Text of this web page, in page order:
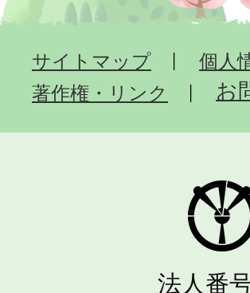
サイトマップ
個人
著作権・リンク
お
法人番